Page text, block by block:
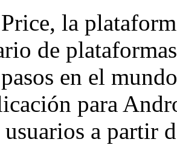
la
de
en el
para
usuarios a partir